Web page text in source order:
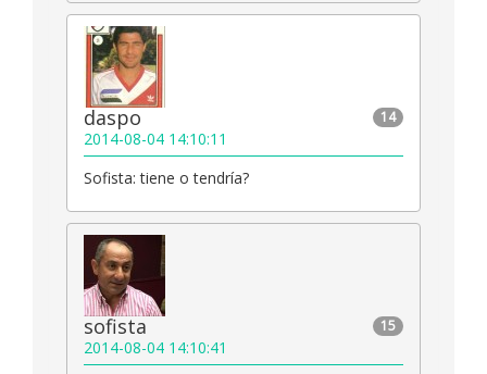
14
daspo
2014-08-04 14:10:11
Sofista: tiene o tendría?
15
sofista
2014-08-04 14:10:41